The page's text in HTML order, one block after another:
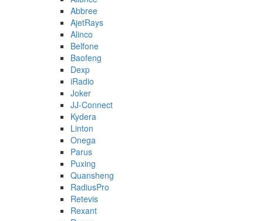
Abbree
AjetRays
Alinco
Belfone
Baofeng
Dexp
iRadio
Joker
JJ-Connect
Kydera
Linton
Onega
Parus
Puxing
Quansheng
RadiusPro
Retevis
Rexant